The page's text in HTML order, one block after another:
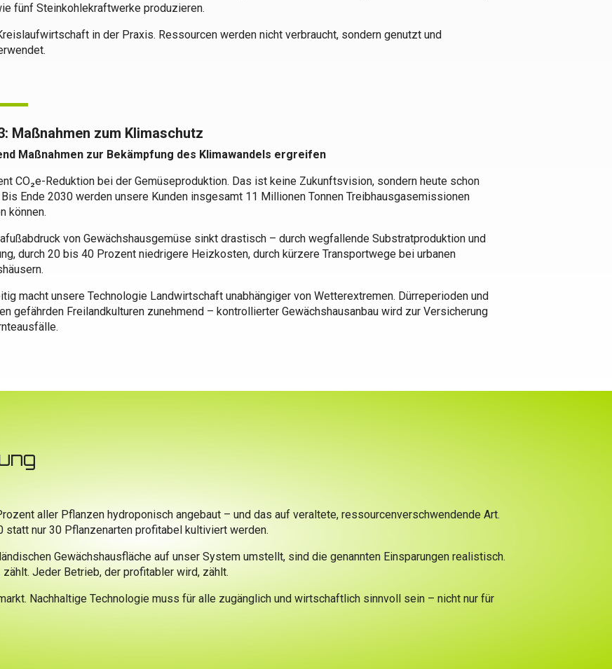
fünf Steinkohlekraftwerke produzieren.
in der Praxis. Ressourcen werden nicht verbraucht, sondern genutzt und
Maßnahmen zum Klimaschutz
Maßnahmen zur Bekämpfung des Klimawandels ergreifen
CO₂e-Reduktion bei der Gemüseproduktion. Das ist keine Zukunftsvision, sondern heute schon
Ende 2030 werden unsere Kunden insgesamt 11 Millionen Tonnen Treibhausgasemissionen
können.
von Gewächshausgemüse sinkt drastisch – durch wegfallende Substratproduktion und
durch 20 bis 40 Prozent niedrigere Heizkosten, durch kürzere Transportwege bei urbanen
macht unsere Technologie Landwirtschaft unabhängiger von Wetterextremen. Dürreperioden und
gefährden Freilandkulturen zunehmend – kontrollierter Gewächshausanbau wird zur Versicherung
aller Pflanzen hydroponisch angebaut – und das auf veraltete, ressourcenverschwendende Art.
statt nur 30 Pflanzenarten profitabel kultiviert werden.
Gewächshausfläche auf unser System umstellt, sind die genannten Einsparungen realistisch.
Jeder Betrieb, der profitabler wird, zählt.
Nachhaltige Technologie muss für alle zugänglich und wirtschaftlich sinnvoll sein – nicht nur für